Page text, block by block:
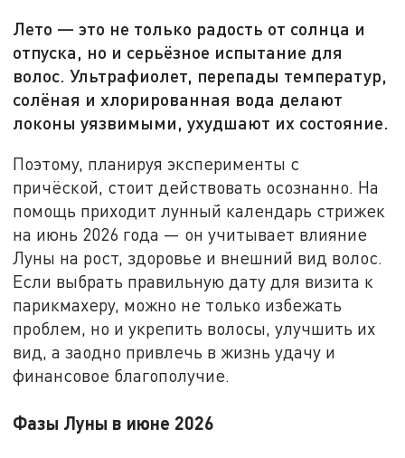
Лето — это не только радость от солнца и
отпуска, но и серьёзное испытание для
волос. Ультрафиолет, перепады температур,
солёная и хлорированная вода делают
локоны уязвимыми, ухудшают их состояние.
Поэтому, планируя эксперименты с
причёской, стоит действовать осознанно. На
помощь приходит лунный календарь стрижек
на июнь 2026 года — он учитывает влияние
Луны на рост, здоровье и внешний вид волос.
Если выбрать правильную дату для визита к
парикмахеру, можно не только избежать
проблем, но и укрепить волосы, улучшить их
вид, а заодно привлечь в жизнь удачу и
финансовое благополучие.
Фазы Луны в июне 2026